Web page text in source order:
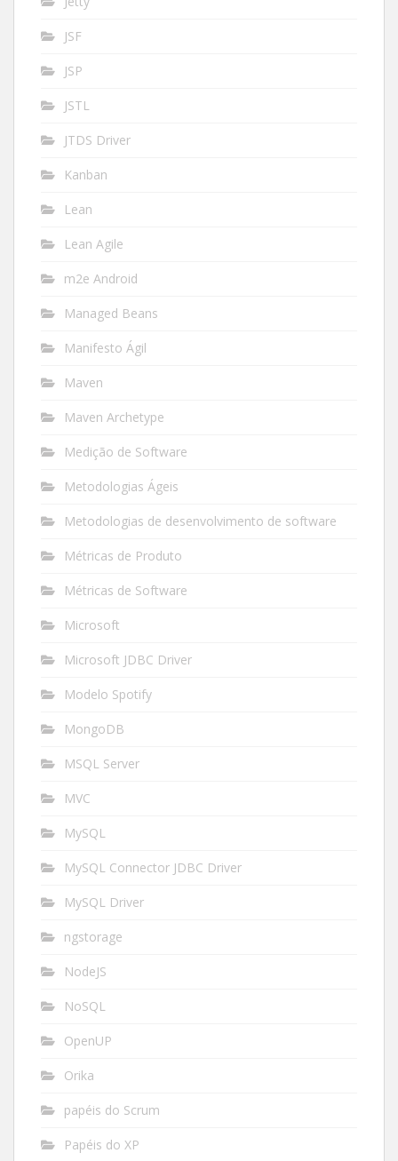
JSF
JSP
JSTL
JTDS Driver
Kanban
Lean
Lean Agile
m2e Android
Managed Beans
Manifesto Ágil
Maven
Maven Archetype
Medição de Software
Metodologias Ágeis
Metodologias de desenvolvimento de software
Métricas de Produto
Métricas de Software
Microsoft
Microsoft JDBC Driver
Modelo Spotify
MongoDB
MSQL Server
MVC
MySQL
MySQL Connector JDBC Driver
MySQL Driver
ngstorage
NodeJS
NoSQL
OpenUP
Orika
papéis do Scrum
Papéis do XP